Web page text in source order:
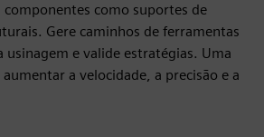
componentes como suportes de
Gere caminhos de ferramentas
usinagem e valide estratégias. Uma
a velocidade, a precisão e a